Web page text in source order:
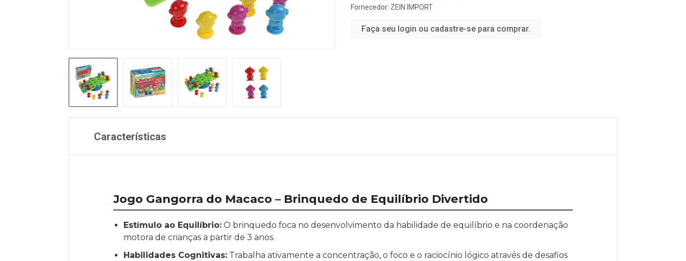
Fornecedor: ZEIN IMPORT
Faça seu login ou cadastre-se para comprar.
Características
Jogo Gangorra do Macaco – Brinquedo de Equilíbrio Divertido
Estímulo ao Equilíbrio: O brinquedo foca no desenvolvimento da habilidade de equilíbrio e na coordenação
motora de crianças a partir de 3 anos.
Habilidades Cognitivas: Trabalha ativamente a concentração, o foco e o raciocínio lógico através de desafios